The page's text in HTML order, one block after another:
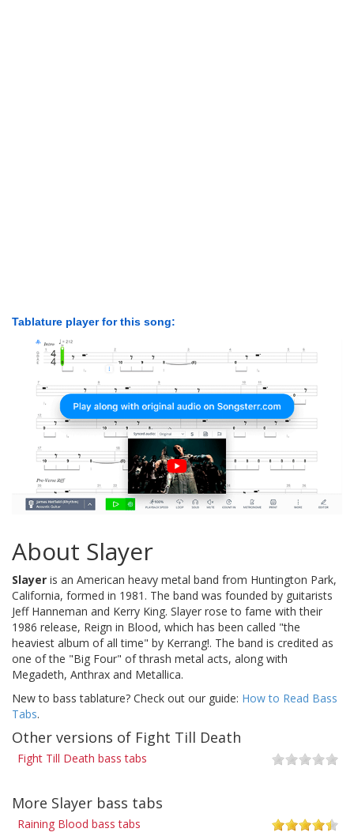
Tablature player for this song:
About Slayer
Slayer is an American heavy metal band from Huntington Park,
California, formed in 1981. The band was founded by guitarists
Jeff Hanneman and Kerry King. Slayer rose to fame with their
1986 release, Reign in Blood, which has been called "the
heaviest album of all time" by Kerrang!. The band is credited as
one of the "Big Four" of thrash metal acts, along with
Megadeth, Anthrax and Metallica.
New to bass tablature? Check out our guide: How to Read Bass
Tabs.
Other versions of Fight Till Death
Fight Till Death bass tabs
More Slayer bass tabs
Raining Blood bass tabs